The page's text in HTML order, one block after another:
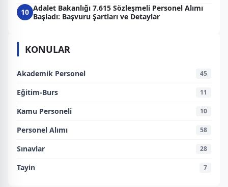
10 Adalet Bakanlığı 7.615 Sözleşmeli Personel Alımı
Başladı: Başvuru Şartları ve Detaylar
KONULAR
Akademik Personel 45
Eğitim-Burs 11
Kamu Personeli 10
Personel Alımı 58
Sınavlar 28
Tayin 7